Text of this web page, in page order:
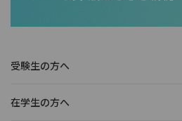
受験生の方へ
在学生の方へ